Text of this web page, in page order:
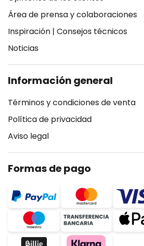
Área de prensa y colaboraciones
Inspiración | Consejos técnicos
Noticias
Información general
Términos y condiciones de venta
Política de privacidad
Aviso legal
Formas de pago